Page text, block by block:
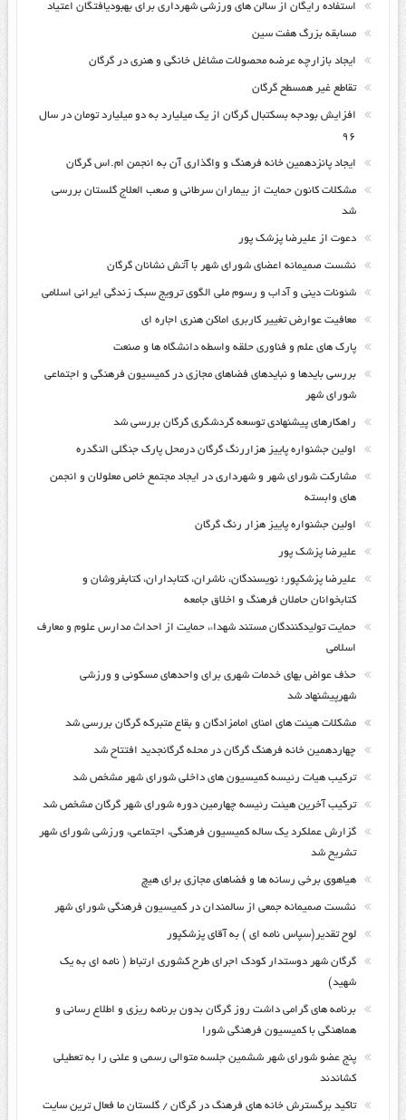
استفاده رایگان از سالن های ورزشی شهرداری برای بهبودیافتگان اعتیاد
مسابقه بزرگ هفت سین
ایجاد بازارچه عرضه محصولات مشاغل خانگی و هنری در گرگان
تقاطع غیر همسطح گرگان
افزایش بودجه بسکتبال گرگان از یک میلیارد به دو میلیارد تومان در سال
۹۶
ایجاد پانزدهمین خانه فرهنگ و واگذاری آن به انجمن ام.اس گرگان
مشکلات کانون حمایت از بیماران سرطانی و صعب العلاج گلستان بررسی
شد
دعوت از علیرضا پزشک پور
نشست صمیمانه اعضای شورای شهر با آتش نشانان گرگان
شئونات دینی و آداب و رسوم ملی الگوی ترویج سبک زندگی ایرانی اسلامی
معافیت عوارض تغییر کاربری اماکن هنری اجاره ای
پارک های علم و فناوری حلقه واسطه دانشگاه ها و صنعت
بررسی بایدها و نبایدهای فضاهای مجازی در کمیسیون فرهنگی و اجتماعی
شورای شهر
راهکارهای پیشنهادی توسعه گردشگری گرگان بررسی شد
اولین جشنواره پاییز هزاررنگ گرگان درمحل پارک جنگلی النگدره
مشارکت شورای شهر و شهرداری در ایجاد مجتمع خاص معلولان و انجمن
های وابسته
اولین جشنواره پاییز هزار رنگ گرگان
علیرضا پزشک پور
علیرضا پزشکپور؛ نویسندگان، ناشران، کتابداران، کتابفروشان و
کتابخوانان حاملان فرهنگ و اخلاق جامعه
حمایت تولیدکنندگان مستند شهداء، حمایت از احداث مدارس علوم و معارف
اسلامی
حذف عواض بهای خدمات شهری برای واحدهای مسکونی و ورزشی
شهرپیشنهاد شد
مشکلات هیئت های امنای امامزادگان و بقاع متبرکه گرگان بررسی شد
چهاردهمین خانه فرهنگ گرگان در محله گرگانجدید افتتاح شد
ترکیب هیات رئیسه کمیسیون های داخلی شورای شهر مشخص شد
ترکیب آخرین هیئت رئیسه چهارمین دوره شورای شهر گرگان مشخص شد
گزارش عملکرد یک ساله کمیسیون فرهنگی، اجتماعی، ورزشی شورای شهر
تشریح شد
هیاهوی برخی رسانه ها و فضاهای مجازی برای هیچ
نشست صمیمانه جمعی از سالمندان در کمیسیون فرهنگی شورای شهر
لوح تقدیر(سپاس نامه ای ) به آقای پزشکپور
گرگان شهر دوستدار کودک اجرای طرح کشوری ارتباط ( نامه ای به یک
شهید)
برنامه های گرامی داشت روز گرگان بدون برنامه ریزی و اطلاع رسانی و
هماهنگی با کمیسیون فرهنگی شورا
پنج عضو شورای شهر ششمین جلسه متوالی رسمی و علنی را به تعطیلی
کشاندند
تاکید برگسترش خانه های فرهنگ در گرگان / گلستان ما فعال ترین سایت